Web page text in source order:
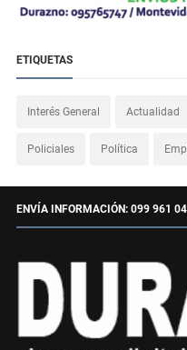
ETIQUETAS
Interés General Actualidad
Policiales Política
ENVÍA INFORMACIÓN: 099 961